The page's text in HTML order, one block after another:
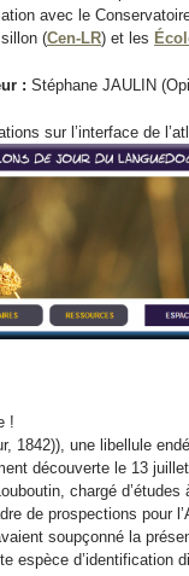
avec le
(Cen-LR) et les
: Stéphane JAULIN
sur l’interface de
!
1842)), une libellule
découverte le 13
chargé d’études
de prospections pour
soupçonné la
espèce d’identification